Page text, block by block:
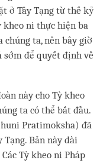
ở Tây Tạng từ thế kỷ
kheo ni thực hiện ba
chúng ta, nên bây giờ
sớm để quyết định về
này cho Tỳ kheo
ta có thể bắt đầu.
Pratimoksha) đã
Bản này dài
Tỳ kheo ni Pháp